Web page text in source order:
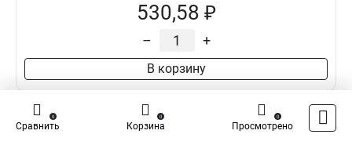
530,58 ₽
– +
В корзину
Сравнить
0
Корзина
0
Просмотрено
0